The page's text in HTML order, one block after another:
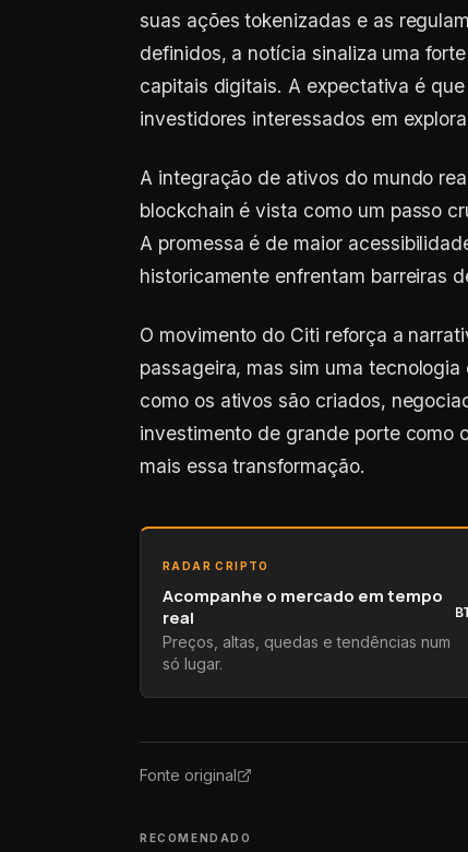
suas ações tokenizadas e as
definidos, a notícia sinaliza uma
capitais digitais. A expectativa é
investidores interessados em
A integração de ativos do mundo
blockchain é vista como um passo
A promessa é de maior
historicamente enfrentam barreiras
O movimento do Citi reforça a
passageira, mas sim uma
como os ativos são criados,
investimento de grande porte como
mais essa transformação.
RADAR CRIPTO
Acompanhe o mercado em tempo
real
Preços, altas, quedas e tendências num
só lugar.
Fonte original
RECOMENDADO